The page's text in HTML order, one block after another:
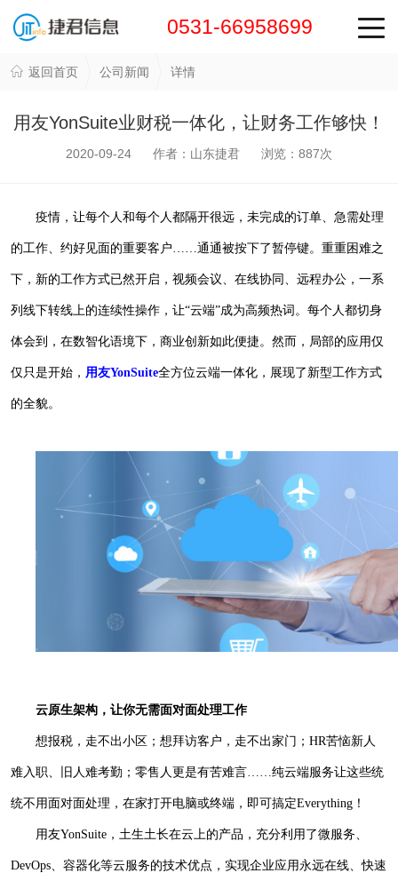
0531-66958699
返回首页 公司新闻 详情
用友YonSuite业财税一体化，让财务工作够快！
2020-09-24 作者：山东捷君 浏览： 887次
疫情，让每个人和每个人都隔开很远，未完成的订单、急需处理
的工作、约好见面的重要客户……通通被按下了暂停键。重重困难之
下，新的工作方式已然开启，视频会议、在线协同、远程办公，一系
列线下转线上的连续性操作，让“云端”成为高频热词。每个人都切身
体会到，在数智化语境下，商业创新如此便捷。然而，局部的应用仅
仅只是开始， 用友YonSuite全方位云端一体化，展现了新型工作方式
的全貌。
云原生架构，让你无需面对面处理工作
想报税，走不出小区；想拜访客户，走不出家门； HR苦恼新人
难入职、旧人难考勤；零售人更是有苦难言……纯云端服务让这些统
统不用面对面处理，在家打开电脑或终端，即可搞定Everything！
用友YonSuite，土生土长在云上的产品，充分利用了微服务、
DevOps、容器化等云服务的技术优点，实现企业应用永远在线、快速